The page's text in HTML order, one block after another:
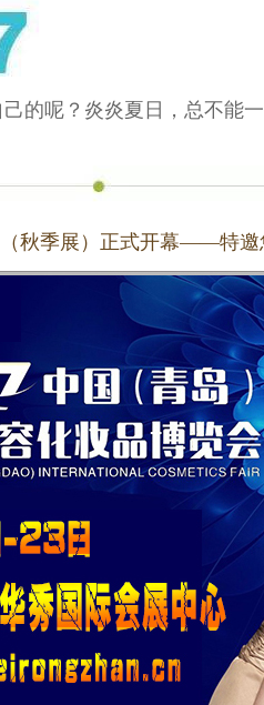
的呢？炎炎夏日，总不能
（秋季展）正式开幕——特邀